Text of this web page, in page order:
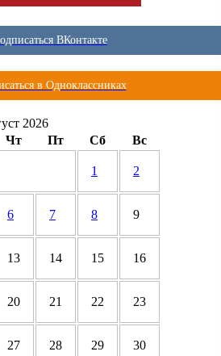
ВКонтакте
в Одноклассниках
2026
Чт Пт Сб Вс
1 2
6 7 8 9
13 14 15 16
20 21 22 23
27 28 29 30